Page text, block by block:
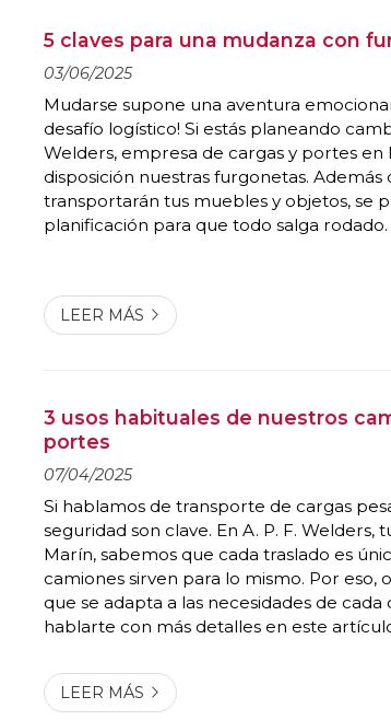
5 claves para una mudanza con
03/06/2025
Mudarse supone una aventura
desafío logístico! Si estás planeando
Welders, empresa de cargas y portes en
disposición nuestras furgonetas. Además
transportarán tus muebles y objetos, se
planificación para que todo salga
mudanz...
LEER MÁS
3 usos habituales de nuestros
portes
07/04/2025
Si hablamos de transporte de cargas
seguridad son clave. En A. P. F.
Marín, sabemos que cada traslado es
camiones sirven para lo mismo. Por eso,
que se adapta a las necesidades de
hablarte con más detalles en este
materiales de constr...
LEER MÁS